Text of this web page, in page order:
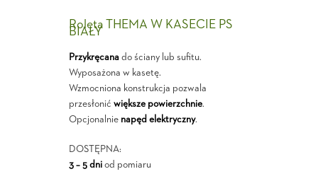
Roleta THEMA W KASECIE PS
BIAŁY
Przykręcanado ściany lub sufitu.
Wyposażona w kasetę.
Wzmocniona konstrukcja pozwala
przesłonić większe powierzchnie.
Opcjonalnie napęd elektryczny.
DOSTĘPNA:
3 – 5 dniod pomiaru